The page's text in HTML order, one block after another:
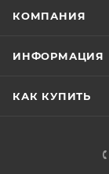
КОМПАНИЯ
ИНФОРМАЦИЯ
КАК КУПИТЬ